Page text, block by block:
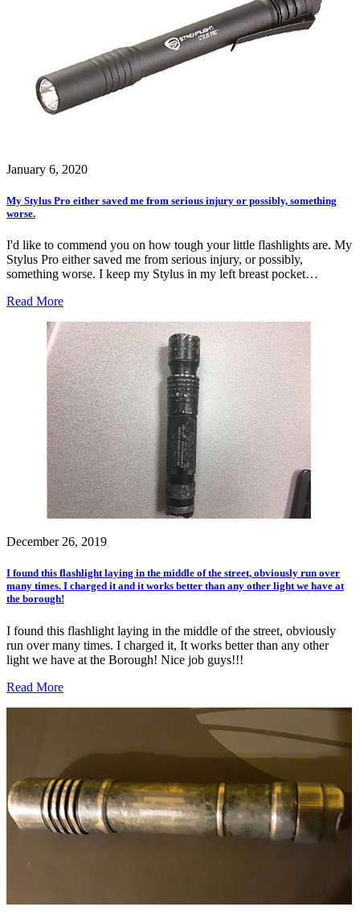
January 6, 2020
My Stylus Pro either saved me from serious injury or possibly, something
worse.
I'd like to commend you on how tough your little flashlights are. My
Stylus Pro either saved me from serious injury, or possibly,
something worse. I keep my Stylus in my left breast pocket…
Read More
December 26, 2019
I found this flashlight laying in the middle of the street, obviously run over
many times. I charged it and it works better than any other light we have at
the borough!
I found this flashlight laying in the middle of the street, obviously
run over many times. I charged it, It works better than any other
light we have at the Borough! Nice job guys!!!
Read More